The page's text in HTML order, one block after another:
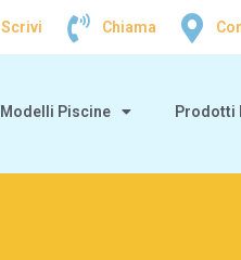
Scrivi Chiama
Modelli Piscine Prodotti